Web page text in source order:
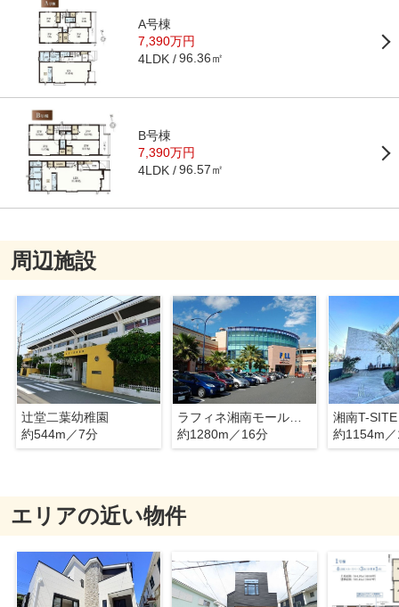
A号棟
7,390万円
4LDK 96.36㎡
B号棟
7,390万円
4LDK 96.57㎡
周辺施設
辻堂二葉幼稚園
約544m／7分
ラフィネ湘南モールフィル店
約1280m／16分
湘南T-SITE
約1154m
エリアの近い物件